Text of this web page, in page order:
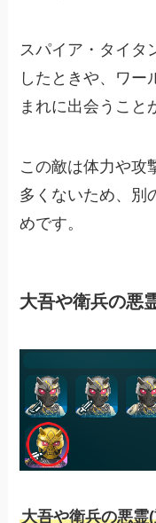
スパイア・タイタ
したときや、ワー
まれに出会うこと
この敵は体力や攻
多くないため、別
めです。
大吾や衛兵の悪
大吾や衛兵の悪霊